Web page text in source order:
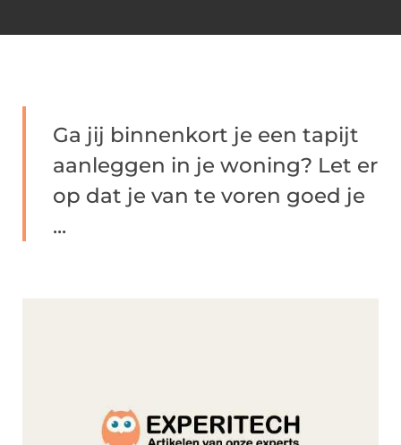
Ga jij binnenkort je een tapijt
aanleggen in je woning? Let er
op dat je van te voren goed je
...